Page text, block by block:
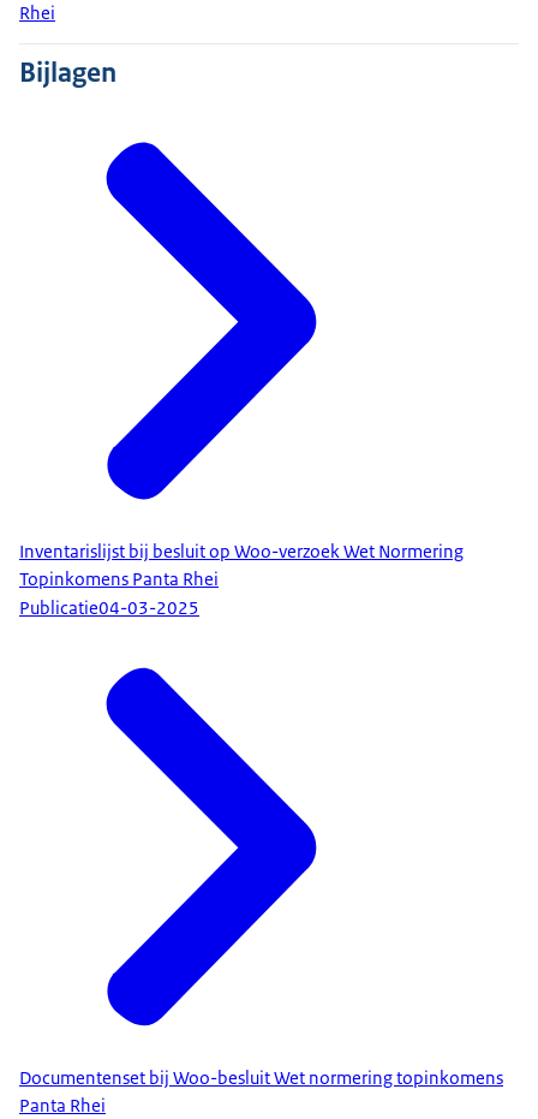
Rhei
Bijlagen
Inventarislijst bij besluit op Woo-verzoek Wet Normering
Topinkomens Panta Rhei
Publicatie04-03-2025
Documentenset bij Woo-besluit Wet normering topinkomens
Panta Rhei